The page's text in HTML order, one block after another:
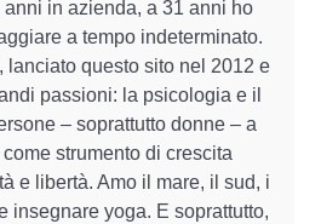
anni in azienda, a 31 anni ho
a tempo indeterminato.
lanciato questo sito nel 2012 e
passioni: la psicologia e il
– soprattutto donne – a
strumento di crescita
e libertà. Amo il mare, il sud, i
insegnare yoga. E soprattutto,